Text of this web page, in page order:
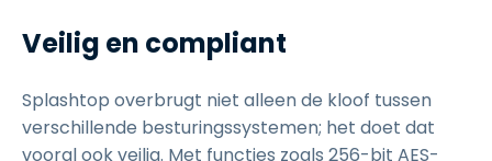
Veilig en compliant
Splashtop overbrugt niet alleen de kloof tussen
verschillende besturingssystemen; het doet dat
vooral ook veilig. Met functies zoals 256-bit AES-